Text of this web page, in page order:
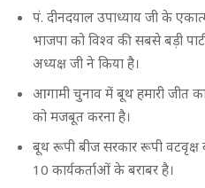
पं. दीनदयाल उपाध्याय जी के
भाजपा को विश्व की सबसे बड़ी
अध्यक्ष जी ने किया है।
आगामी चुनाव में बूथ हमारी जीत
को मजबूत करना है।
बूथ रूपी बीज सरकार रूपी वटवृक्ष
10 कार्यकर्ताओं के बराबर है।